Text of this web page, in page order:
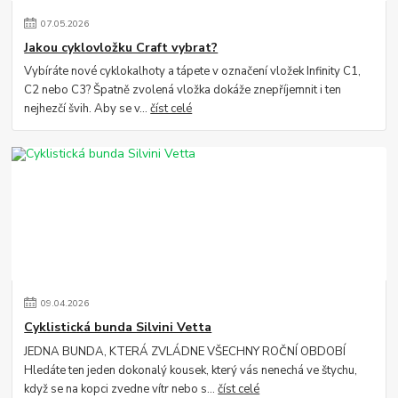
07.05.2026
Jakou cyklovložku Craft vybrat?
Vybíráte nové cyklokalhoty a tápete v označení vložek Infinity C1,
C2 nebo C3? Špatně zvolená vložka dokáže znepříjemnit i ten
nejhezčí švih. Aby se v...číst celé
09.04.2026
Cyklistická bunda Silvini Vetta
JEDNA BUNDA, KTERÁ ZVLÁDNE VŠECHNY ROČNÍ OBDOBÍ
Hledáte ten jeden dokonalý kousek, který vás nenechá ve štychu,
když se na kopci zvedne vítr nebo s...číst celé